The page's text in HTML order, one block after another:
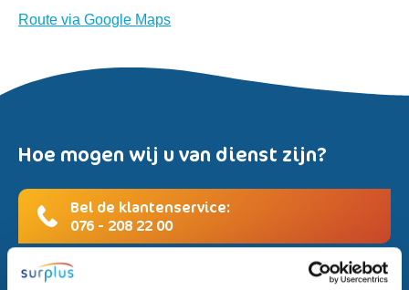
Route via Google Maps
Hoe mogen wij u van dienst zijn?
Bel de klantenservice:
076 - 208 22 00
Mail ons: